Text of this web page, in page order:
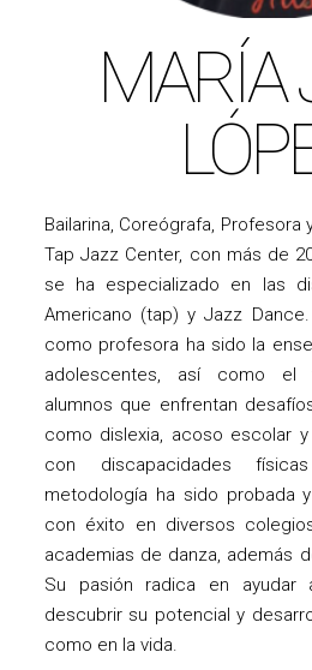
MARÍA
Bailarina, Coreógrafa,
Tap Jazz Center, con más de
se ha especializado en las
Americano (tap) y Jazz
como profesora ha sido la
adolescentes, así como el
alumnos que enfrentan
como dislexia, acoso escolar
con discapacidades
metodología ha sido probada
con éxito en diversos
academias de danza, además
Su pasión radica en ayudar
descubrir su potencial y
como en la vida.